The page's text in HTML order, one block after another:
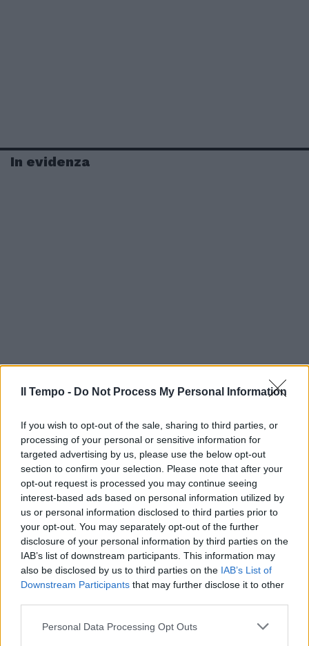
Il Tempo - Do Not Process My Personal Information
If you wish to opt-out of the sale, sharing to third parties, or
processing of your personal or sensitive information for
targeted advertising by us, please use the below opt-out
section to confirm your selection. Please note that after your
opt-out request is processed you may continue seeing
interest-based ads based on personal information utilized by
us or personal information disclosed to third parties prior to
your opt-out. You may separately opt-out of the further
disclosure of your personal information by third parties on the
IAB’s list of downstream participants. This information may
also be disclosed by us to third parties on the IAB’s List of
Downstream Participants that may further disclose it to other
Personal Data Processing Opt Outs
In evidenza